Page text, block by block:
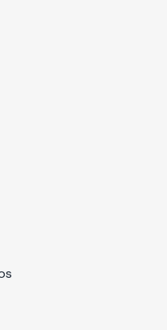
¡Villa Oliva es
de Turismo de Andalucía
y con el número NRA: